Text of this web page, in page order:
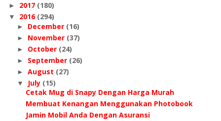
► 2017 (180)
▼ 2016 (294)
► December (16)
► November (37)
► October (24)
► September (26)
► August (27)
▼ July (15)
Cetak Mug di Snapy Dengan Harga Murah
Membuat Kenangan Menggunakan Photobook
Jamin Mobil Anda Dengan Asuransi